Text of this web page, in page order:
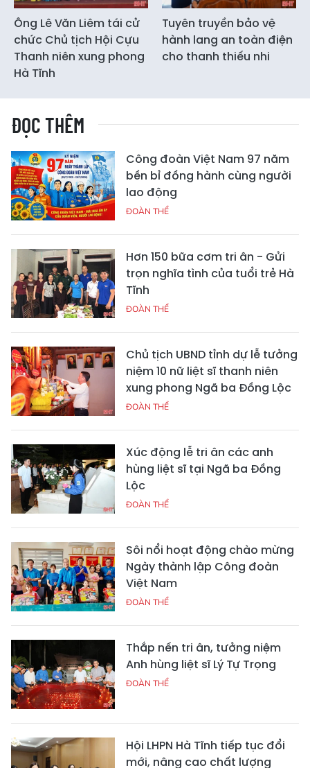
Ông Lê Văn Liêm tái cử
chức Chủ tịch Hội Cựu
Thanh niên xung phong
Hà Tĩnh
Tuyên truyền bảo vệ
hành lang an toàn điện
cho thanh thiếu nhi
ĐỌC THÊM
Công đoàn Việt Nam 97 năm
bền bỉ đồng hành cùng người
lao động
ĐOÀN THỂ
Hơn 150 bữa cơm tri ân - Gửi
trọn nghĩa tình của tuổi trẻ Hà
Tĩnh
ĐOÀN THỂ
Chủ tịch UBND tỉnh dự lễ tưởng
niệm 10 nữ liệt sĩ thanh niên
xung phong Ngã ba Đồng Lộc
ĐOÀN THỂ
Xúc động lễ tri ân các anh
hùng liệt sĩ tại Ngã ba Đồng
Lộc
ĐOÀN THỂ
Sôi nổi hoạt động chào mừng
Ngày thành lập Công đoàn
Việt Nam
ĐOÀN THỂ
Thắp nến tri ân, tưởng niệm
Anh hùng liệt sĩ Lý Tự Trọng
ĐOÀN THỂ
Hội LHPN Hà Tĩnh tiếp tục đổi
mới, nâng cao chất lượng